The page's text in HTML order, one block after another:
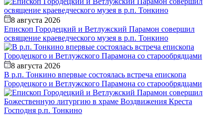
8 августа 2026
Епископ Городецкий и Ветлужский Парамон совершил
освящение краеведческого музея в р.п. Тонкино
8 августа 2026
В р.п. Тонкино впервые состоялась встреча епископа
Городецкого и Ветлужского Парамона со старообрядцами